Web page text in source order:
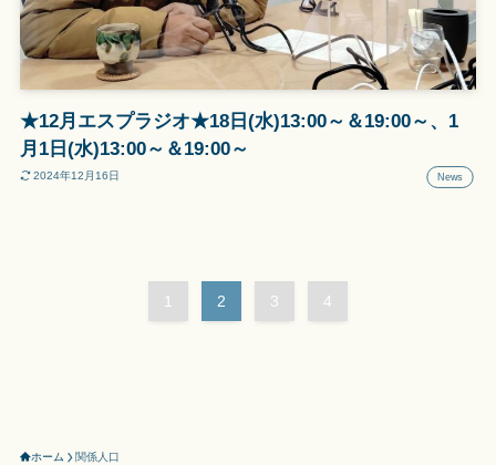
★12月エスプラジオ★18日(水)13:00～＆19:00～、1
月1日(水)13:00～＆19:00～
2024年12月16日 News
1 2 3 4
ホーム 関係人口